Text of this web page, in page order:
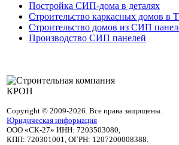
Постройка СИП-дома в деталях
Строительство каркасных домов в
Строительство домов из СИП
Производство СИП панелей
Copyright © 2009-2026. Все права защищены.
Юридическая информация
ООО «СК-27» ИНН: 7203503080,
КПП: 720301001, ОГРН: 1207200008388.